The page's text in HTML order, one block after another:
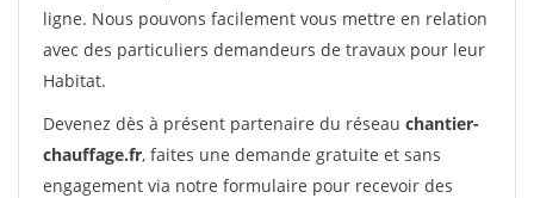
ligne. Nous pouvons facilement vous mettre en relation
avec des particuliers demandeurs de travaux pour leur
Habitat.
Devenez dès à présent partenaire du réseau chantier-
chauffage.fr, faites une demande gratuite et sans
engagement via notre formulaire pour recevoir des